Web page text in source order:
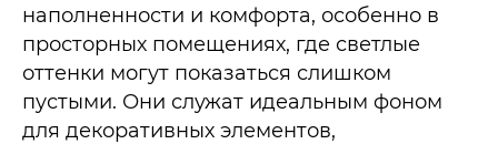
наполненности и комфорта, особенно в
просторных помещениях, где светлые
оттенки могут показаться слишком
пустыми. Они служат идеальным фоном
для декоративных элементов,